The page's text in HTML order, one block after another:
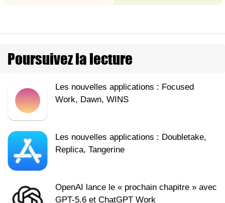
Poursuivez la lecture
Les nouvelles applications : Focused
Work, Dawn, WINS
Les nouvelles applications : Doubletake,
Replica, Tangerine
OpenAI lance le « prochain chapitre » avec
GPT-5.6 et ChatGPT Work